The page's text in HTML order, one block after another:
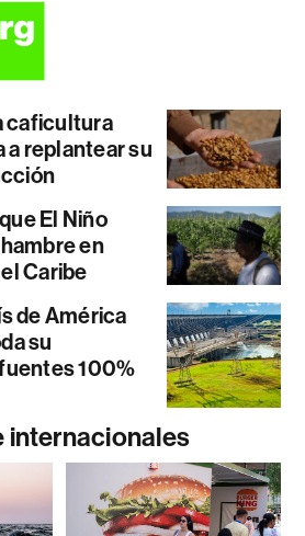
caficultura
replantear su
El Niño
en
Caribe
de América
su
100%
internacionales